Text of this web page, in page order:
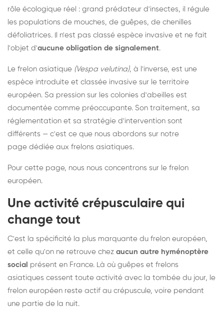
rôle écologique réel : grand prédateur d'insectes, il régule
les populations de mouches, de guêpes, de chenilles
défoliatrices. Il n'est pas classé espèce invasive et ne fait
l'objet d'aucune obligation de signalement.
Le frelon asiatique (Vespa velutina), à l'inverse, est une
espèce introduite et classée invasive sur le territoire
européen. Sa pression sur les colonies d'abeilles est
documentée comme préoccupante. Son traitement, sa
réglementation et sa stratégie d'intervention sont
différents — c'est ce que nous abordons sur notre
page dédiée aux frelons asiatiques.
Pour cette page, nous nous concentrons sur le frelon
européen.
Une activité crépusculaire qui
change tout
C'est la spécificité la plus marquante du frelon européen,
et celle qu'on ne retrouve chez aucun autre hyménoptère
social présent en France. Là où guêpes et frelons
asiatiques cessent toute activité avec la tombée du jour, le
frelon européen reste actif au crépuscule, voire pendant
une partie de la nuit.